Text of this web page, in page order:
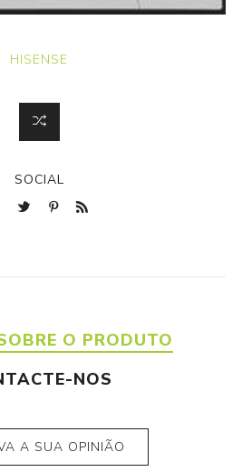
HISENSE
SOCIAL
O PRODUTO
NOS
A SUA OPINIÃO